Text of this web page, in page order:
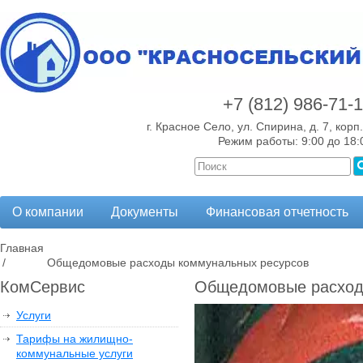
+7 (812) 986-71-
г. Красное Село, ул. Спирина, д. 7,
Режим работы: 9:00 до
О компании Документы Финансовая отчетность
Главная
/
Общедомовые расходы коммунальных ресурсов
КомСервис
Услуги
Тарифы на жилищно-
коммунальные услуги
Общедомовые